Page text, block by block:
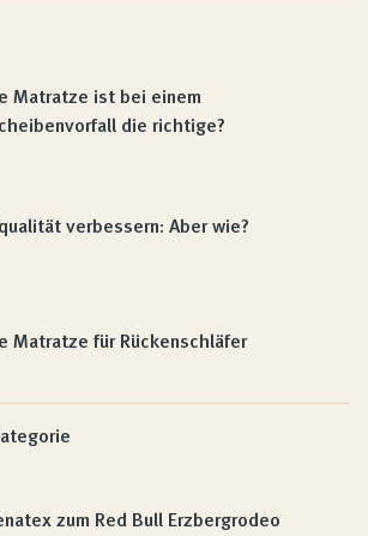
Matratze ist bei einem
die richtige?
verbessern: Aber wie?
Matratze für Rückenschläfer
zum Red Bull Erzbergrodeo